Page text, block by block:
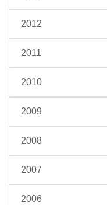
2012
2011
2010
2009
2008
2007
2006